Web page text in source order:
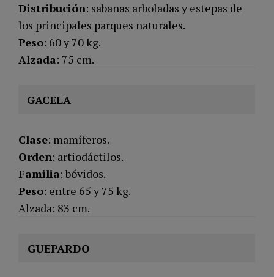
Distribución: sabanas arboladas y estepas de
los principales parques naturales.
Peso: 60 y 70 kg.
Alzada: 75 cm.
GACELA
Clase: mamíferos.
Orden: artiodáctilos.
Familia: bóvidos.
Peso: entre 65 y 75 kg.
Alzada: 83 cm.
GUEPARDO